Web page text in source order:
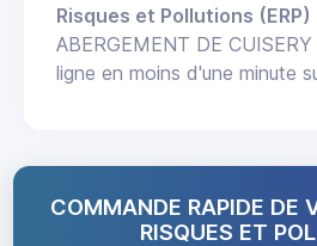
Risques et Pollutions (ERP)
ABERGEMENT DE
ligne en moins d'une minute
COMMANDE RAPIDE DE
RISQUES ET